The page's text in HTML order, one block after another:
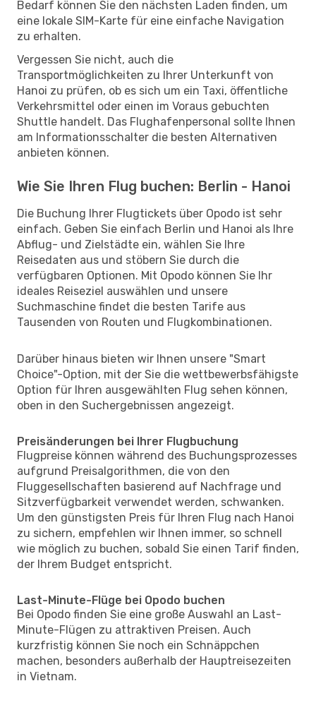
Bedarf können Sie den nächsten Laden finden, um
eine lokale SIM-Karte für eine einfache Navigation
zu erhalten.
Vergessen Sie nicht, auch die
Transportmöglichkeiten zu Ihrer Unterkunft von
Hanoi zu prüfen, ob es sich um ein Taxi, öffentliche
Verkehrsmittel oder einen im Voraus gebuchten
Shuttle handelt. Das Flughafenpersonal sollte Ihnen
am Informationsschalter die besten Alternativen
anbieten können.
Wie Sie Ihren Flug buchen: Berlin - Hanoi
Die Buchung Ihrer Flugtickets über Opodo ist sehr
einfach. Geben Sie einfach Berlin und Hanoi als Ihre
Abflug- und Zielstädte ein, wählen Sie Ihre
Reisedaten aus und stöbern Sie durch die
verfügbaren Optionen. Mit Opodo können Sie Ihr
ideales Reiseziel auswählen und unsere
Suchmaschine findet die besten Tarife aus
Tausenden von Routen und Flugkombinationen.
Darüber hinaus bieten wir Ihnen unsere "Smart
Choice"-Option, mit der Sie die wettbewerbsfähigste
Option für Ihren ausgewählten Flug sehen können,
oben in den Suchergebnissen angezeigt.
Preisänderungen bei Ihrer Flugbuchung
Flugpreise können während des Buchungsprozesses
aufgrund Preisalgorithmen, die von den
Fluggesellschaften basierend auf Nachfrage und
Sitzverfügbarkeit verwendet werden, schwanken.
Um den günstigsten Preis für Ihren Flug nach Hanoi
zu sichern, empfehlen wir Ihnen immer, so schnell
wie möglich zu buchen, sobald Sie einen Tarif finden,
der Ihrem Budget entspricht.
Last-Minute-Flüge bei Opodo buchen
Bei Opodo finden Sie eine große Auswahl an Last-
Minute-Flügen zu attraktiven Preisen. Auch
kurzfristig können Sie noch ein Schnäppchen
machen, besonders außerhalb der Hauptreisezeiten
in Vietnam.